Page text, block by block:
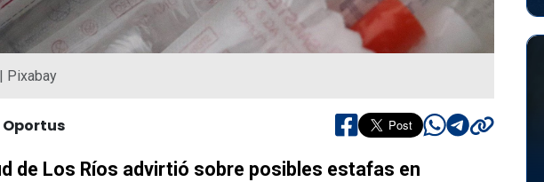
Pixabay
de Los Ríos advirtió sobre posibles estafas en